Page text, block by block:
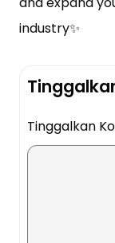
industry✨
Tinggalkan